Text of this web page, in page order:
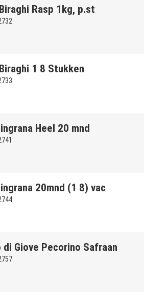
Rasp 1kg, p.st
1 8 Stukken
Heel 20 mnd
20mnd (1 8) vac
di Giove Pecorino Safraan